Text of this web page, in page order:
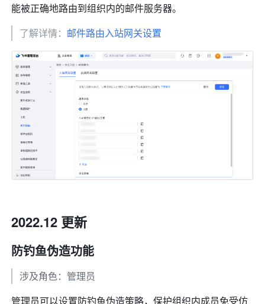
能被正确地路由到组织内的邮件服务器。
了解详情： 邮件路由入站网关设置
2022.12 更新
防钓鱼伪造功能
涉及角色：管理员
管理员可以设置防钓鱼伪造策略，保护组织内成员免受仿